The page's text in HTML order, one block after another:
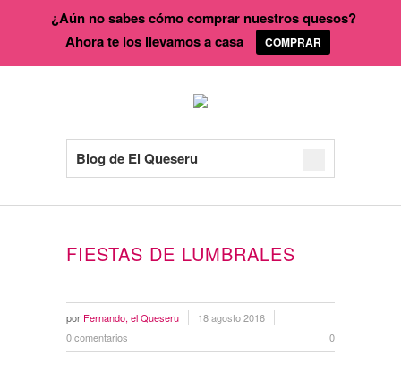
Blog de El Queseru
FIESTAS DE LUMBRALES
por Fernando, el Queseru
18 agosto 2016
0 comentarios
0
¿Aún no sabes cómo comprar nuestros quesos?
Ahora te los llevamos a casa
COMPRAR